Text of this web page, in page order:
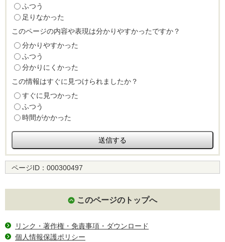
ふつう
足りなかった
このページの内容や表現は分かりやすかったですか？
分かりやすかった
ふつう
分かりにくかった
この情報はすぐに見つけられましたか？
すぐに見つかった
ふつう
時間がかかった
ページID： 000300497
このページのトップへ
リンク・著作権・免責事項・ダウンロード
個人情報保護ポリシー